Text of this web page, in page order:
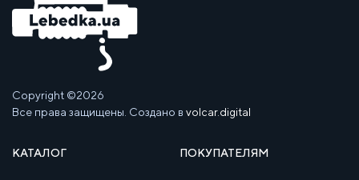
Copyright ©2026
Все права защищены. Создано в volcar.digital
КАТАЛОГ ПОКУПАТЕЛЯМ